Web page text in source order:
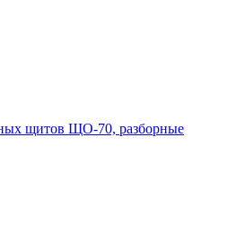
щитов ЩО-70, разборные